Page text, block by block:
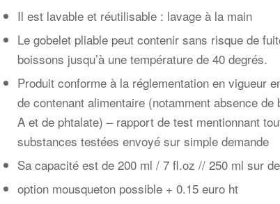
Il est lavable et réutilisable : lavage à la main
Le gobelet pliable peut contenir sans risque de
boissons jusqu’à une température de 40 degrés.
Produit conforme à la réglementation en vigueur
de contenant alimentaire (notamment absence de
A et de phtalate) – rapport de test mentionnant
substances testées envoyé sur simple demande
Sa capacité est de 200 ml / 7 fl.oz // 250 ml sur
option mousqueton possible + 0.15 euro ht